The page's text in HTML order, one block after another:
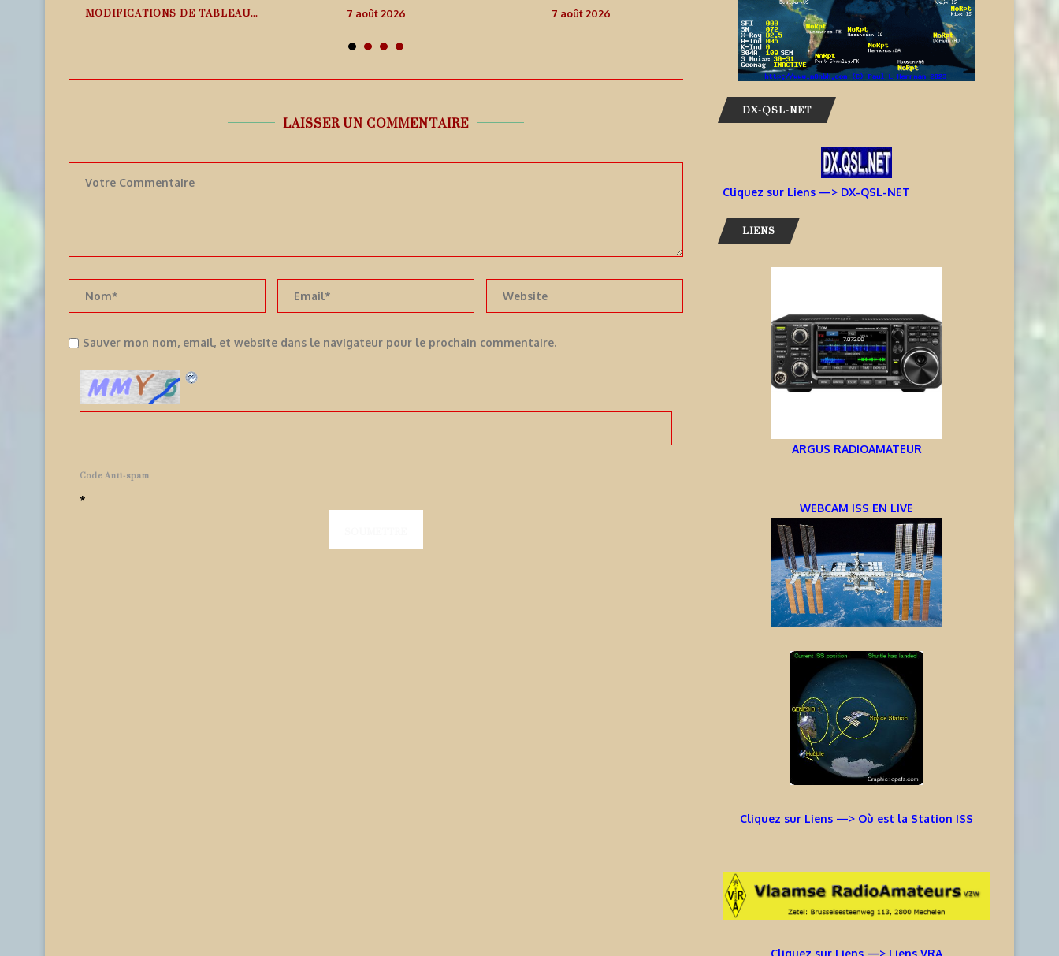
MODIFICATIONS DE TABLEAU...
7 août 2026 7 août 2026
RADIOPHONIQUES...
7 août 2026
7 août 2026
LAISSER UN COMMENTAIRE
Sauver mon nom, email, et website dans le navigateur pour le prochain commentaire.
Code Anti-spam
*
DX-QSL-NET
Cliquez sur Liens —> DX-QSL-NET
LIENS
ARGUS RADIOAMATEUR
WEBCAM ISS EN LIVE
Cliquez sur Liens —> Où est la Station ISS